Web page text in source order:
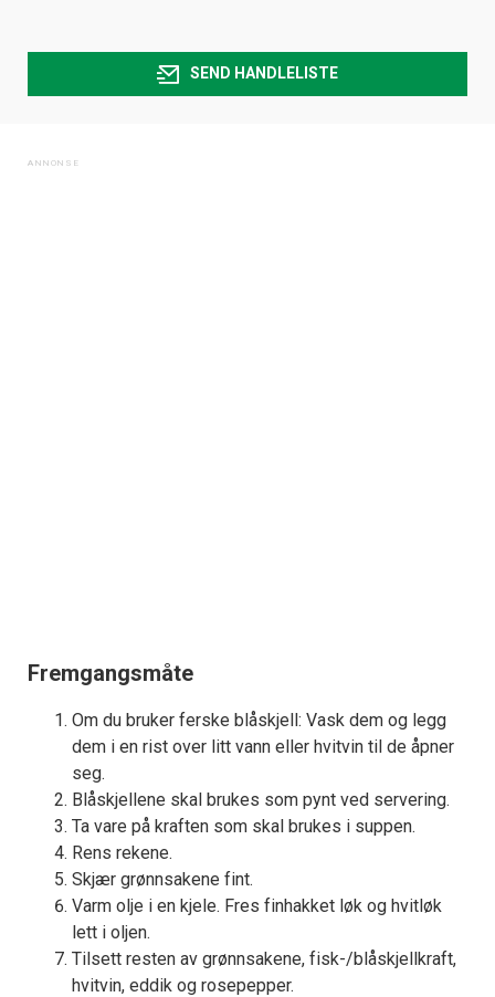
SEND HANDLELISTE
Fremgangsmåte
Om du bruker ferske blåskjell: Vask dem og legg
dem i en rist over litt vann eller hvitvin til de åpner
seg.
Blåskjellene skal brukes som pynt ved servering.
Ta vare på kraften som skal brukes i suppen.
Rens rekene.
Skjær grønnsakene fint.
Varm olje i en kjele. Fres finhakket løk og hvitløk
lett i oljen.
Tilsett resten av grønnsakene, fisk-/blåskjellkraft,
hvitvin, eddik og rosepepper.